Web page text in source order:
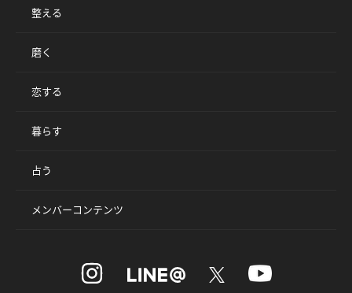
整える
磨く
恋する
暮らす
占う
メンバーコンテンツ